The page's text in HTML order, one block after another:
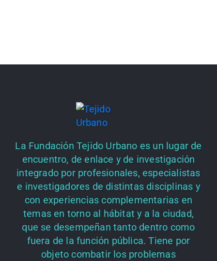
La Fundación Tejido Urbano es un lugar de
encuentro, de enlace y de investigación
integrado por profesionales, especialistas
e investigadores de distintas disciplinas y
con experiencias complementarias en
temas en torno al hábitat y a la ciudad,
que se desempeñan tanto dentro como
fuera de la función pública. Tiene por
objeto combatir los problemas